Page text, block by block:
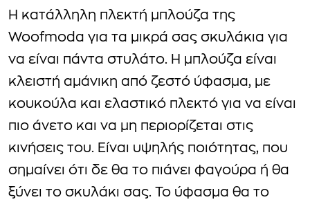
Η κατάλληλη πλεκτή μπλούζα της
Woofmoda για τα μικρά σας σκυλάκια για
να είναι πάντα στυλάτο. Η μπλούζα είναι
κλειστή αμάνικη από ζεστό ύφασμα, με
κουκούλα και ελαστικό πλεκτό για να είναι
πιο άνετο και να μη περιορίζεται στις
κινήσεις του. Είναι υψηλής ποιότητας, που
σημαίνει ότι δε θα το πιάνει φαγούρα ή θα
ξύνει το σκυλάκι σας. Το ύφασμα θα το